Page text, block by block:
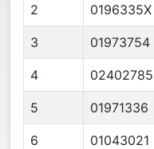
2 0196335X
3 01973754
4 02402785
5 01971336
6 01043021